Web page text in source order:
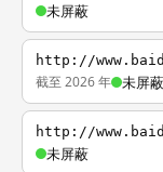
未屏蔽
http://
截至 2026 年 未屏蔽
http://
未屏蔽